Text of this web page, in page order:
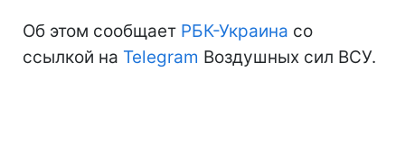
Об этом сообщает РБК-Украина со
ссылкой на Telegram Воздушных сил ВСУ.